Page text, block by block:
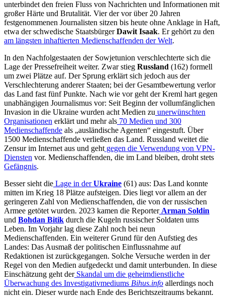
unterbindet den freien Fluss von Nachrichten und Informationen mit
großer Härte und Brutalität. Vier der vor über 20 Jahren
festgenommenen Journalisten sitzen bis heute ohne Anklage in Haft,
etwa der schwedische StaatsbürgerDawit Isaak. Er gehört zu den
am längsten inhaftierten Medienschaffenden der Welt.
In den Nachfolgestaaten der Sowjetunion verschlechterte sich die
Lage der Pressefreiheit weiter. Zwar stieg Russland (162) formell
um zwei Plätze auf. Der Sprung erklärt sich jedoch aus der
Verschlechterung anderer Staaten; bei der Gesamtbewertung verlor
das Land fast fünf Punkte. Nach wie vor geht der Kreml hart gegen
unabhängigen Journalismus vor: Seit Beginn der vollumfänglichen
Invasion in die Ukraine wurden acht Medien zu unerwünschten
Organisationen erklärt und mehr als 70 Medien und 300
Medienschaffende als „ausländische Agenten“ eingestuft. Über
1500 Medienschaffende verließen das Land. Russland weitet die
Zensur im Internet aus und geht gegen die Verwendung von VPN-
Diensten vor. Medienschaffenden, die im Land bleiben, droht stets
Gefängnis.
Besser sieht die Lage in derUkraine (61) aus: Das Land konnte
mitten im Krieg 18 Plätze aufsteigen. Dies liegt vor allem an der
geringeren Zahl von Medienschaffenden, die von der russischen
Armee getötet wurden. 2023 kamen die Reporter Arman Soldin
und Bohdan Bitik durch die Kugeln russischer Soldaten ums
Leben. Im Vorjahr lag diese Zahl noch bei neun
Medienschaffenden. Ein weiterer Grund für den Aufstieg des
Landes: Das Ausmaß der politischen Einflussnahme auf
Redaktionen ist zurückgegangen. Solche Versuche werden in der
Regel von den Medien aufgedeckt und damit unterbunden. In diese
Einschätzung geht derSkandal um die geheimdienstliche
Überwachung des Investigativmediums Bihus.info allerdings noch
nicht ein. Dieser wurde nach Ende des Berichtszeitraums bekannt.